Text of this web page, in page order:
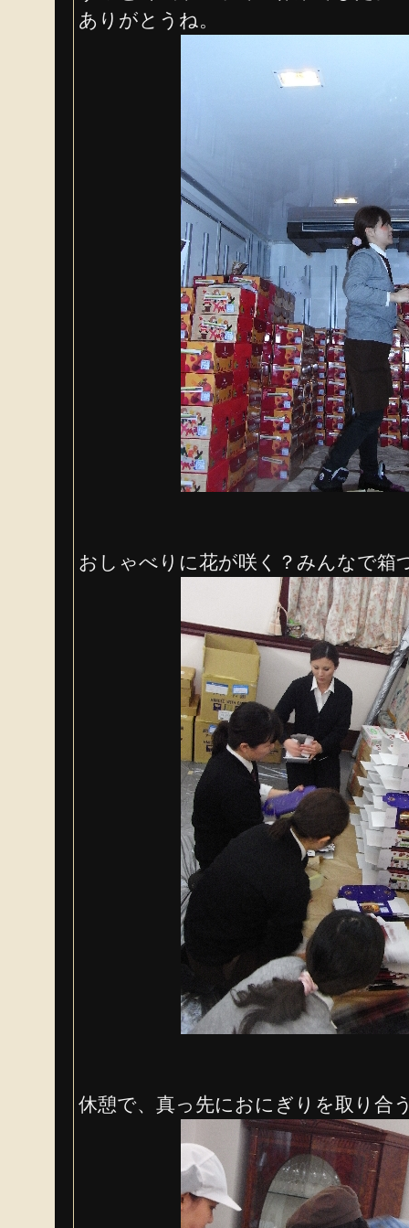
ありがとうね。
おしゃべりに花が咲く？みんなで箱
休憩で、真っ先におにぎりを取り合